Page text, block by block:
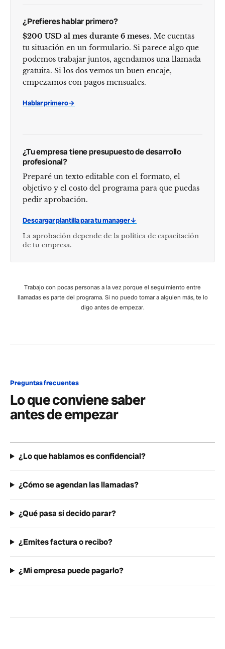
¿Prefieres hablar primero?
$200 USD al mes durante 6 meses. Me cuentas
tu situación en un formulario. Si parece algo que
podemos trabajar juntos, agendamos una llamada
gratuita. Si los dos vemos un buen encaje,
empezamos con pagos mensuales.
Hablar primero→
¿Tu empresa tiene presupuesto de desarrollo
profesional?
Preparé un texto editable con el formato, el
objetivo y el costo del programa para que puedas
pedir aprobación.
Descargar plantilla para tu manager↓
La aprobación depende de la política de capacitación
de tu empresa.
Trabajo con pocas personas a la vez porque el seguimiento entre
llamadas es parte del programa. Si no puedo tomar a alguien más, te lo
digo antes de empezar.
Preguntas frecuentes
Lo que conviene saber
antes de empezar
¿Lo que hablamos es confidencial?
¿Cómo se agendan las llamadas?
¿Qué pasa si decido parar?
¿Emites factura o recibo?
¿Mi empresa puede pagarlo?